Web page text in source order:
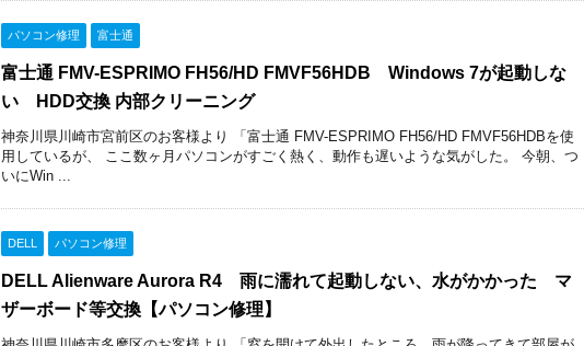
パソコン修理 富士通
富士通 FMV-ESPRIMO FH56/HD FMVF56HDB Windows 7が起動しな
い HDD交換 内部クリーニング
神奈川県川崎市宮前区のお客様より 「富士通 FMV-ESPRIMO FH56/HD FMVF56HDBを使
用しているが、 ここ数ヶ月パソコンがすごく熱く、動作も遅いような気がした。 今朝、つ
いにWin ...
DELL パソコン修理
DELL Alienware Aurora R4 雨に濡れて起動しない、水がかかった マ
ザーボード等交換【パソコン修理】